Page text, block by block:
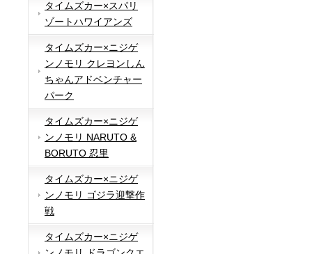
タイムズカー×スパリ
ゾートハワイアンズ
タイムズカー×ニジゲ
ンノモリ クレヨンしん
ちゃんアドベンチャー
パーク
タイムズカー×ニジゲ
ンノモリ NARUTO &
BORUTO 忍里
タイムズカー×ニジゲ
ンノモリ ゴジラ迎撃作
戦
タイムズカー×ニジゲ